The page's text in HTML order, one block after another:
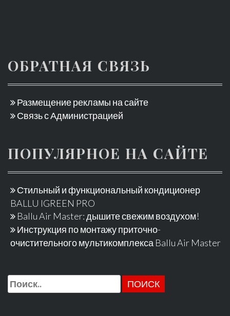
ОБРАТНАЯ СВЯЗЬ
Размещение рекламы на сайте
Связь с Администрацией
ПОПУЛЯРНОЕ НА САЙТЕ
Стильный и функциональный кондиционер
BALLU IGREEN PRO
Ballu Air Master: дышите свежим воздухом!
Инструкция по монтажу приточно-
очистительного мультикомплекса Ballu Air Master